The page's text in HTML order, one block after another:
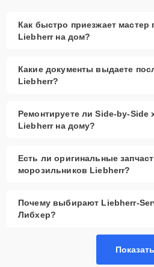
Как быстро приезжает мастер
Liebherr на дом?
Какие документы выдаете
Liebherr?
Ремонтируете ли Side-by-Side
Liebherr на дому?
Есть ли оригинальные
морозильников Liebherr?
Почему выбирают Liebherr-
Либхер?
Показать